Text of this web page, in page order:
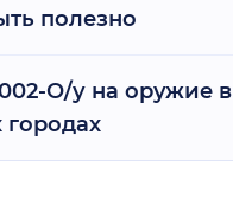
полезно
О/у на оружие в
городах